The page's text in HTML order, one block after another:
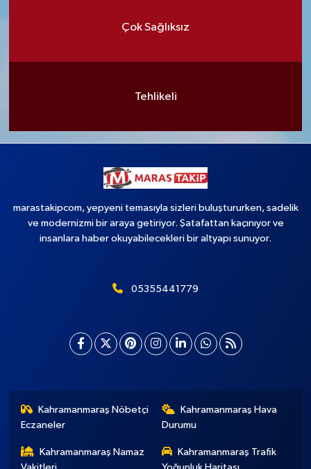
Çok Sağlıksız
Tehlikeli
marastakipcom, yepyeni temasıyla sizleri buluştururken, sadelik
ve modernizmi bir araya getiriyor. Şatafattan kaçınıyor ve
insanlara haber okuyabilecekleri bir altyapı sunuyor.
05355441779
Kahramanmaraş Nöbetçi
Eczaneler
Kahramanmaraş Hava
Durumu
Kahramanmaraş Namaz
Kahramanmaraş Trafik